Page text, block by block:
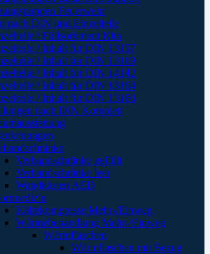
Feuerwehr
nach DIN und Einzelteile
/ Füllsortiment Kita
/ Inhalt für DIN 13157
/ Inhalt für DIN 13169
/ Inhalt für DIN 14142
/ Inhalt für DIN 13164
/ Inhalt für DIN 13160
nach DIN Komplett
Verbandschränke gefüllt
Verbandschränke leer
Wandkästen AED
Kältekompresse Mehr-/Einweg
Wärmebehandlung Mehr-/Einweg
Wärmflaschen
Wärmflaschen mit Bezug